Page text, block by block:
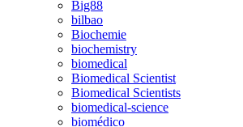
Big88
bilbao
Biochemie
biochemistry
biomedical
Biomedical Scientist
Biomedical Scientists
biomedical-science
biomédico